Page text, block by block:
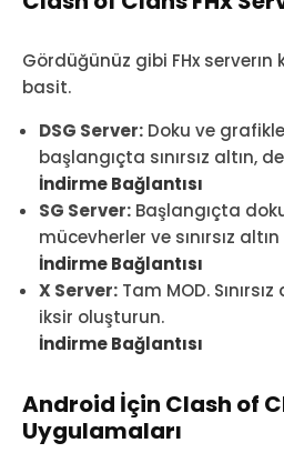
Gördüğünüz gibi FHx serverın
basit.
DSG Server: Doku ve
başlangıçta sınırsız altın,
İndirme Bağlantısı
SG Server: Başlangıçta
mücevherler ve sınırsız altın
İndirme Bağlantısı
X Server: Tam MOD.
iksir oluşturun.
İndirme Bağlantısı
Android İçin Clash of
Uygulamaları